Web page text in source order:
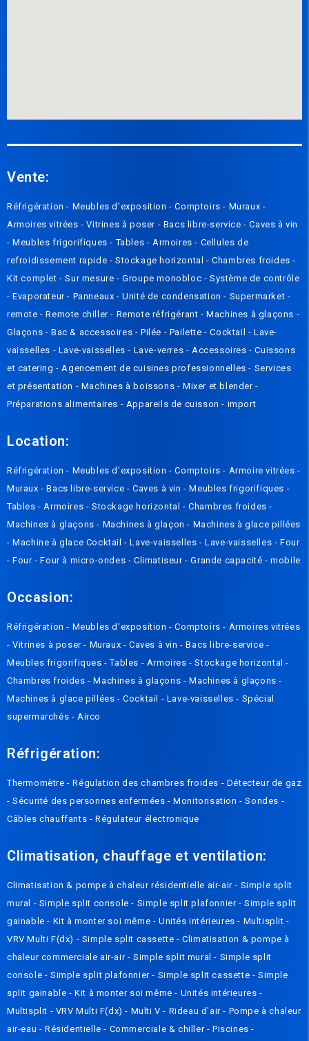
Vente:
Réfrigération - Meubles d'exposition -Comptoirs- Muraux -
Armoires vitrées-Vitrines à poser - Bacs libre-service-Caves à vin
-Meubles frigorifiques-Tables -Armoires- Cellules de
refroidissement rapide -Stockage horizontal-Chambres froides-
Kit complet-Sur mesure-Groupe monobloc -Système de contrôle
-Evaporateur- Panneaux-Unité de condensation- Supermarket -
remote-Remote chiller- Remote réfrigérant-Machines à glaçons -
Glaçons -Bac & accessoires -Pilée - Pailette-Cocktail -Lave-
vaisselles - Lave-vaisselles- Lave-verres -Accessoires-Cuissons
et catering-Agencement de cuisines professionnelles- Services
et présentation - Machines à boissons -Mixer et blender-
Préparations alimentaires - Appareils de cuisson- import
Location:
Réfrigération- Meubles d'exposition-Comptoirs- Armoire vitrées-
Muraux-Bacs libre-service -Caves à vin-Meubles frigorifiques -
Tables-Armoires -Stockage horizontal-Chambres froides-
Machines à glaçons- Machines à glaçon- Machines à glace pillées
-Machine à glace Cocktail-Lave-vaisselles-Lave-vaisselles -Four
-Four-Four à micro-ondes -Climatiseur-Grande capacité-mobile
Occasion:
Réfrigération- Meubles d'exposition-Comptoirs- Armoires vitrées
-Vitrines à poser- Muraux -Caves à vin-Bacs libre-service -
Meubles frigorifiques-Tables - Armoires-Stockage horizontal-
Chambres froides-Machines à glaçons -Machines à glaçons-
Machines à glace pillées-Cocktail - Lave-vaisselles- Spécial
supermarchés -Airco
Réfrigération:
Thermomètre-Régulation des chambres froides - Détecteur de gaz
-Sécurité des personnes enfermées-Monitorisation-Sondes -
Câbles chauffants -Régulateur électronique
Climatisation, chauffage et ventilation:
Climatisation & pompe à chaleur résidentielle air-air- Simple split
mural - Simple split console- Simple split plafonnier-Simple split
gainable- Kit à monter soi même -Unités intérieures- Multisplit-
VRV Multi F(dx) - Simple split cassette-Climatisation & pompe à
chaleur commerciale air-air -Simple split mural- Simple split
console -Simple split plafonnier- Simple split cassette -Simple
split gainable -Kit à monter soi même- Unités intérieures-
Multisplit - VRV Multi F(dx)- Multi V- Rideau d'air- Pompe à chaleur
air-eau -Résidentielle- Commerciale & chiller -Piscines-